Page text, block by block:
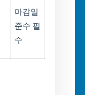
마감일
준수 필
수